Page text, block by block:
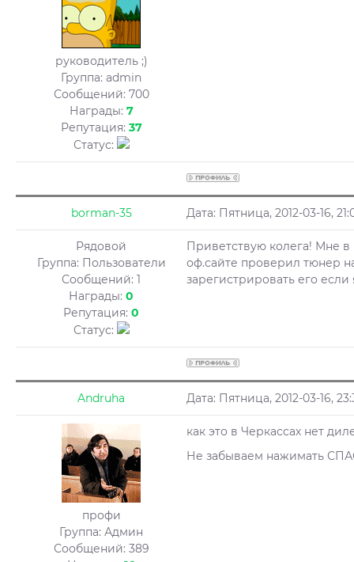
руководитель ;)
Группа: admin
Сообщений: 700
Награды: 7
Репутация: 37
Статус:
borman-35 Дата: Пятница, 2012-03-16,
Рядовой
Группа: Пользователи
Сообщений: 1
Награды: 0
Репутация: 0
Статус:
Приветствую колега! Мне
оф.сайте проверил тюнер
зарегистрировать его
Andruha Дата: Пятница, 2012-03-16,
профи
Группа: Админ
Сообщений: 389
как это в Черкассах нет
Не забываем нажимать